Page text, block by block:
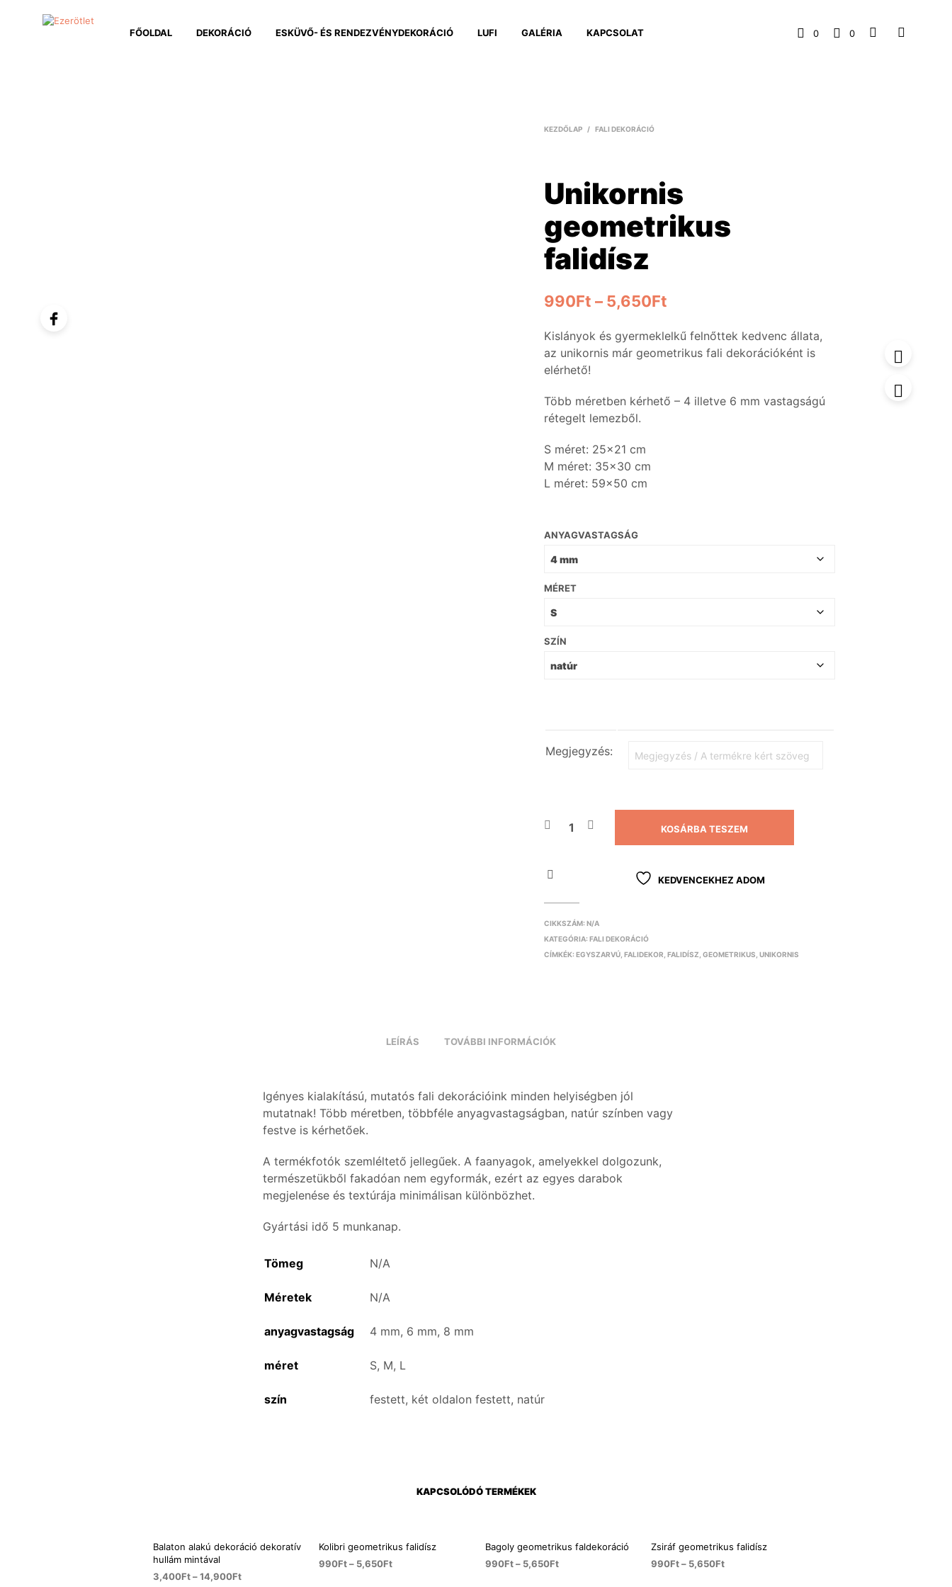
0 0
FŐOLDAL DEKORÁCIÓ ESKÜVŐ- ÉS RENDEZVÉNYDEKORÁCIÓ LUFI GALÉRIA KAPCSOLAT
KEZDŐLAP / FALI DEKORÁCIÓ
Unikornis
geometrikus
falidísz
990Ft – 5,650Ft
Kislányok és gyermeklelkű felnőttek kedvenc állata,
az unikornis már geometrikus fali dekorációként is
elérhető!
Több méretben kérhető – 4 illetve 6 mm vastagságú
rétegelt lemezből.
S méret: 25×21 cm
M méret: 35×30 cm
L méret: 59×50 cm
ANYAGVASTAGSÁG
MÉRET
SZÍN
Megjegyzés:
KOSÁRBA TESZEM
KEDVENCEKHEZ ADOM
CIKKSZÁM:N/A
KATEGÓRIA:FALI DEKORÁCIÓ
CÍMKÉK:EGYSZARVÚ ,FALIDEKOR ,FALIDÍSZ ,GEOMETRIKUS ,UNIKORNIS
LEÍRÁS TOVÁBBI INFORMÁCIÓK
Igényes kialakítású, mutatós fali dekorációink minden helyiségben jól
mutatnak! Több méretben, többféle anyagvastagságban, natúr színben vagy
festve is kérhetőek.
A termékfotók szemléltető jellegűek. A faanyagok, amelyekkel dolgozunk,
természetükből fakadóan nem egyformák, ezért az egyes darabok
megjelenése és textúrája minimálisan különbözhet.
Gyártási idő 5 munkanap.
Tömeg N/A
Méretek N/A
anyagvastagság 4 mm, 6 mm, 8 mm
méret S, M, L
szín festett, két oldalon festett, natúr
KAPCSOLÓDÓ TERMÉKEK
Balaton alakú dekoráció dekoratív
hullám mintával
3,400Ft–14,900Ft
Kolibri geometrikus falidísz
990Ft– 5,650Ft
Bagoly geometrikus faldekoráció
990Ft– 5,650Ft
Zsiráf geometrikus falidísz
990Ft– 5,650Ft